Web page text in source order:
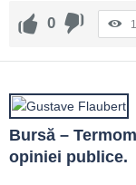
0
Bursă –
opiniei publice.